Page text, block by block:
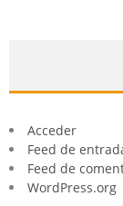
Acceder
Feed de
Feed de
WordPress.org